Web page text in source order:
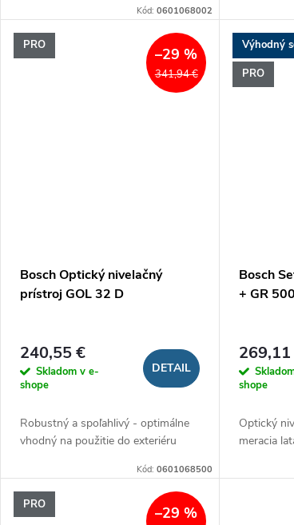
t
o
t
o
Kód:0601068002
PRO
341,94 €
–29 %
Bosch Optický nivelačný
prístroj GOL 32 D
240,55 €
Skladom v e-
shope
DETAIL
Robustný a spoľahlivý - optimálne
vhodný na použitie do exteriéru
Kód:0601068500
Výhodný
PRO
Bosch
+ GR 500
shope
Optický
meracia
PRO –29 %